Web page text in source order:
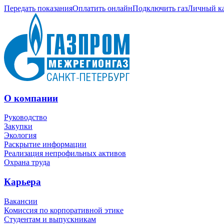
Передать показанияОплатить онлайнПодключить газЛичный
О компании
Руководство
Закупки
Экология
Раскрытие информации
Реализация непрофильных активов
Охрана труда
Карьера
Вакансии
Комиссия по корпоративной этике
Студентам и выпускникам